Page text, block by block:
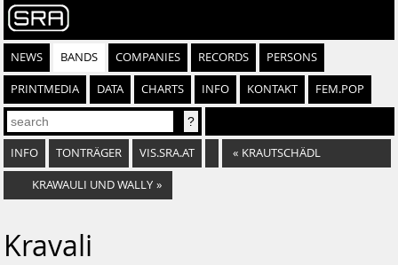
NEWS BANDS COMPANIES RECORDS PERSONS
PRINTMEDIA DATA CHARTS INFO KONTAKT FEM.POP
INFO TONTRÄGER VIS.SRA.AT « KRAUTSCHÄDL
KRAWAULI UND WALLY »
Kravali